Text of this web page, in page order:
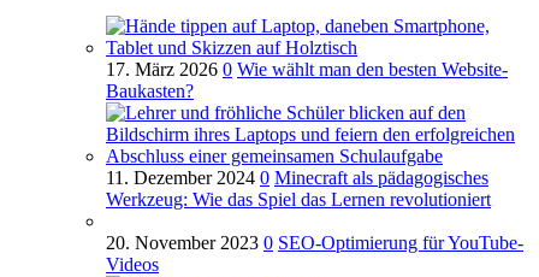
17. März 2026 0 Wie wählt man den besten Website-
Baukasten?
11. Dezember 2024 0 Minecraft als pädagogisches
Werkzeug: Wie das Spiel das Lernen revolutioniert
20. November 2023 0 SEO-Optimierung für YouTube-
Videos